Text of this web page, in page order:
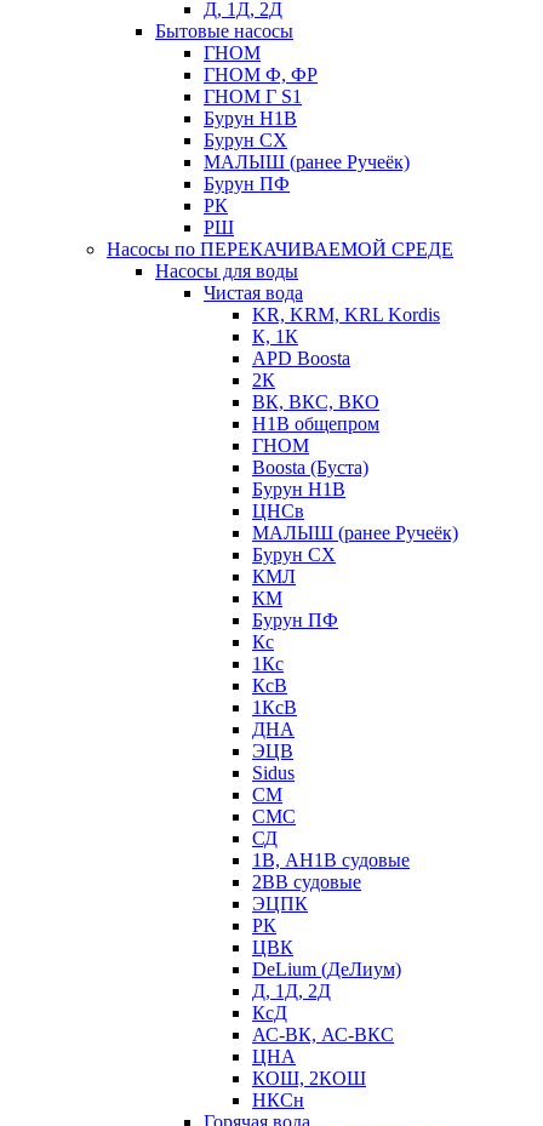
Д, 1Д, 2Д
Бытовые насосы
ГНОМ
ГНОМ Ф, ФР
ГНОМ Г S1
Бурун Н1В
Бурун СХ
МАЛЫШ (ранее Ручеёк)
Бурун ПФ
РК
РШ
Насосы по ПЕРЕКАЧИВАЕМОЙ СРЕДЕ
Насосы для воды
Чистая вода
KR, KRM, KRL Kordis
К, 1К
APD Boosta
2К
ВК, ВКС, ВКО
Н1В общепром
ГНОМ
Boosta (Буста)
Бурун Н1В
ЦНСв
МАЛЫШ (ранее Ручеёк)
Бурун СХ
КМЛ
КМ
Бурун ПФ
Кс
1Кс
КсВ
1КсВ
ДНА
ЭЦВ
Sidus
СМ
СМС
СД
1В, АН1В судовые
2ВВ судовые
ЭЦПК
РК
ЦВК
DeLium (ДеЛиум)
Д, 1Д, 2Д
КсД
АС-ВК, АС-ВКС
ЦНА
КОШ, 2КОШ
НКСн
Горячая вода